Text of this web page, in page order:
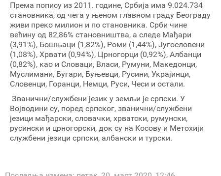
Према попису из 2011. године, Србија има 9.024.734
становника, од чега у њеном главном граду Београду
живи преко милион и по становника. Срби чине
већину од 82,86% становништва, а следе Мађари
(3,91%), Бошњаци (1,82%), Роми (1,44%), Југословени
(1,08%), Хрвати (0,94%), Црногорци (0,92%), Албанци
(0,82%), као и Словаци, Власи, Румуни, Македонци,
Муслимани, Бугари, Буњевци, Русини, Украјинци,
Словенци, Горанци, Немци, Руси, Чеси и остали.
Званични/службени језик у земљи је српски. У
Војводини су, поред српског, званични/службени
језици мађарски, словачки, хрватски, румунски,
русински и црногорски, док су на Косову и Метохији
службени језици српски, албански и турски.